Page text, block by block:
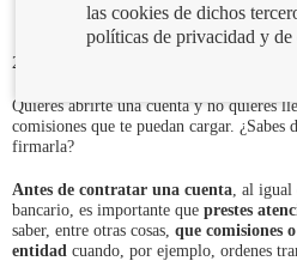
20/02/2024
Quieres abrirte una cuenta y no quieres
comisiones que te puedan cargar. ¿Sabes
firmarla?
Antes de contratar una cuenta, al igual
bancario, es importante que prestes
saber, entre otras cosas, que comisiones
entidad cuando, por ejemplo, ordenes
las cookies de dichos
políticas de privacidad y de